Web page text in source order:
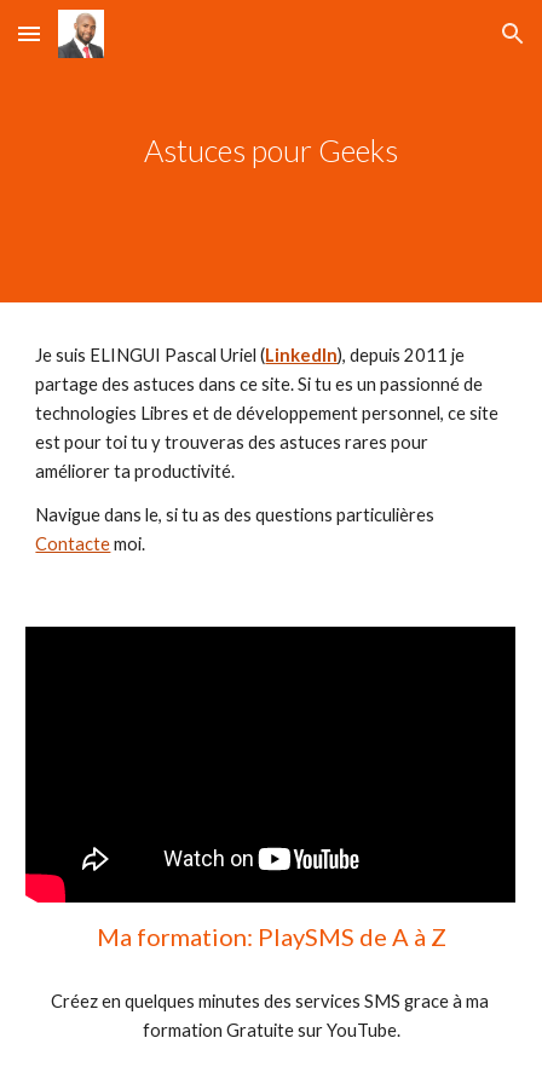
Skip to main content Skip to navigation
Astuces pour Geeks
Je suis ELINGUI Pascal Uriel (LinkedIn), depuis 2011 je
partage des astuces dans ce site. Si tu es un passionné de
technologies Libres et de développement personnel, ce site
est pour toi tu y trouveras des astuces rares pour
améliorer ta productivité.
Contacte moi.
Ma formation: PlaySMS de A à Z
Créez en quelques minutes des services SMS grace à ma
formation Gratuite sur YouTube.